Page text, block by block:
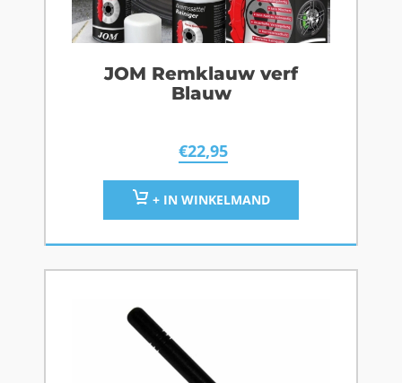
JOM Remklauw verf
Blauw
€22,95
+ IN WINKELMAND